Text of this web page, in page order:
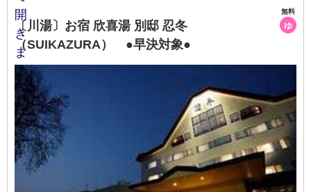
〔川湯〕お宿 欣喜湯 別邸 忍冬
（SUIKAZURA） ●早決対象●
無料
ゆ